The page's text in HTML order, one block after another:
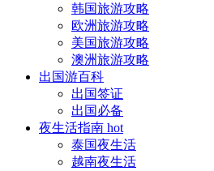
韩国旅游攻略
欧洲旅游攻略
美国旅游攻略
澳洲旅游攻略
出国游百科
出国签证
出国必备
夜生活指南 hot
泰国夜生活
越南夜生活